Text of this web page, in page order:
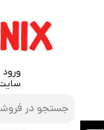
ورود
حساب کاربری من
تغییر گذر واژه
خروج از حساب کاربری